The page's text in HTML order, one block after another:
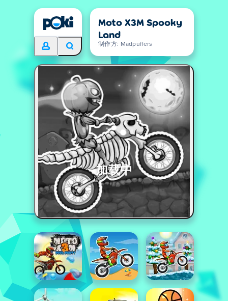
Moto X3M Spooky
Land
制作方: Madpuffers
加载中